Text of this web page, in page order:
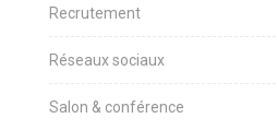
Recrutement
Réseaux sociaux
Salon & conférence